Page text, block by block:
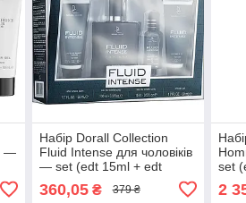
—
Набір Dorall Collection
Fluid Intense для чоловіків
— set (edt 15ml + edt
100ml + sh/gel 50ml + balm
50ml)
360,05₴ 379 ₴
set
2